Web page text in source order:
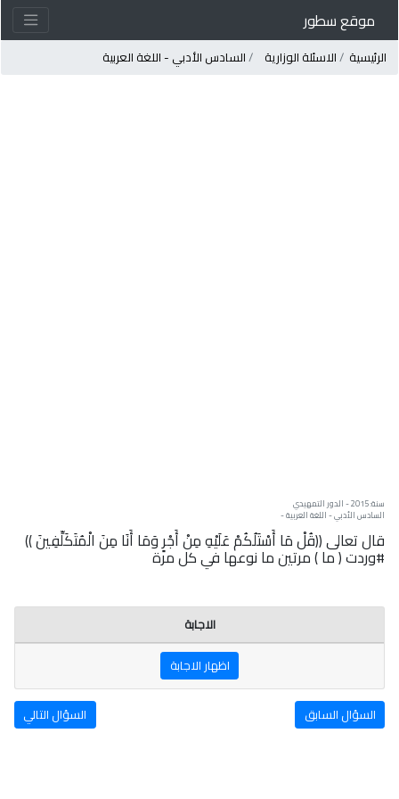
موقع سطور
الرئيسية الاسئلة الوزارية السادس الأدبي - اللغة العربية
سنة: 2015 - الدور التمهيدي
السادس الأدبي - اللغة العربية -
قال تعالى ((قُلْ مَا أَسْتَلُكُمْ عَلَيْهِ مِنْ أَجْرٍ وَمَا أَنَا مِنَ الْمُتَكَلِّفِينَ ))
#وردت ( ما ) مرتين ما نوعها في كل مرة
الاجابة
اظهار الاجابة
السؤال السابق السؤال التالي